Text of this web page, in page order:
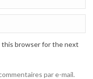
this browser for the next
par e-mail.